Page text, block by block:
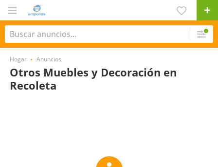
Hogar Anuncios
Otros Muebles y Decoración en
Recoleta